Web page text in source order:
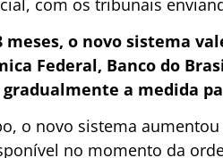
meses, o novo sistema
Federal, Banco do
gradualmente a medida
o novo sistema
no momento da